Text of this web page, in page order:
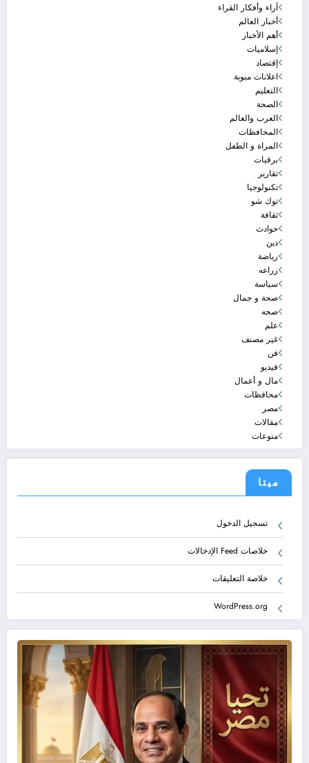
آراء وأفكار القراء
أخبار العالم
أهم الأخبار
إسلاميات
إقتصاد
اعلانات مبوبة
التعليم
الصحة
العرب والعالم
المحافظات
المراة و الطفل
برقيات
تقارير
تكنولوجيا
توك شو
ثقافة
حوادث
دين
رياضة
زراعه
سياسة
صحة و جمال
صحه
علم
غير مصنف
فن
فيديو
مال و أعمال
محافظات
مصر
مقالات
منوعات
ميتا
تسجيل الدخول
خلاصات Feed الإدخالات
خلاصة التعليقات
WordPress.org